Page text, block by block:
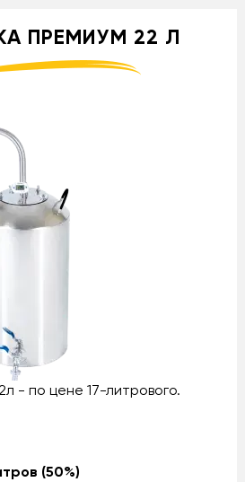
ПРЕМИУМ 22 Л
- по цене 17-литрового.
(50%)